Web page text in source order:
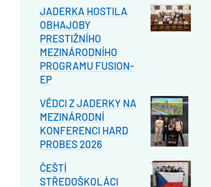
JADERKA HOSTILA
OBHAJOBY
PRESTIŽNÍHO
MEZINÁRODNÍHO
PROGRAMU FUSION-
EP
VĚDCI Z JADERKY NA
MEZINÁRODNÍ
KONFERENCI HARD
PROBES 2026
ČEŠTÍ
STŘEDOŠKOLÁCI